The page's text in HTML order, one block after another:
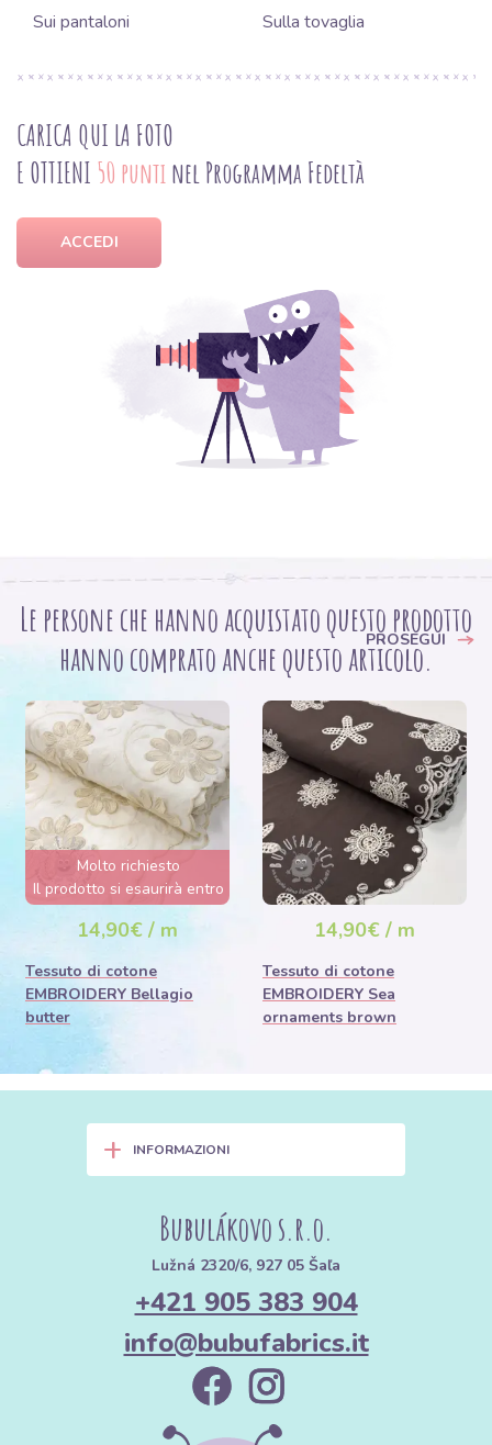
Sui pantaloni
Sulla tovaglia
CARICA QUI LA FOTO
E OTTIENI 50 punti nel Programma Fedeltà
ACCEDI
Le persone che hanno acquistato questo prodotto
hanno comprato anche questo articolo.
PROSEGUI
Molto richiesto
Il prodotto si esaurirà entro
poche ore.
14,90€ / m
Tessuto di cotone
EMBROIDERY Bellagio
butter
14,90€ / m
Tessuto di cotone
EMBROIDERY Sea
ornaments brown
+ INFORMAZIONI
Bubulákovo s.r.o.
Lužná 2320/6, 927 05 Šaľa
+421 905 383 904
info@bubufabrics.it